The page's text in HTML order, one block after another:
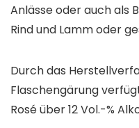
Anlässe oder auch als
Rind und Lamm oder
Durch das
Flaschengärung
Rosé über 12 Vol.-%